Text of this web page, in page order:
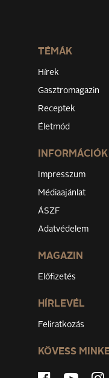
TÉMÁK
Hírek
Gasztromagazin
Receptek
Életmód
INFORMÁCIÓK
Impresszum
Médiaajánlat
ÁSZF
Adatvédelem
MAGAZIN
Előfizetés
HÍRLEVÉL
Feliratkozás
KÖVESS